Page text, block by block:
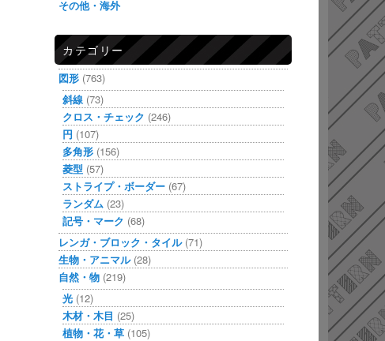
その他・海外
カテゴリー
図形 (763)
斜線 (73)
クロス・チェック (246)
円 (107)
多角形 (156)
菱型 (57)
ストライプ・ボーダー (67)
ランダム (23)
記号・マーク (68)
レンガ・ブロック・タイル(71)
生物・アニマル(28)
自然・物 (219)
光 (12)
木材・木目 (25)
植物・花・草 (105)